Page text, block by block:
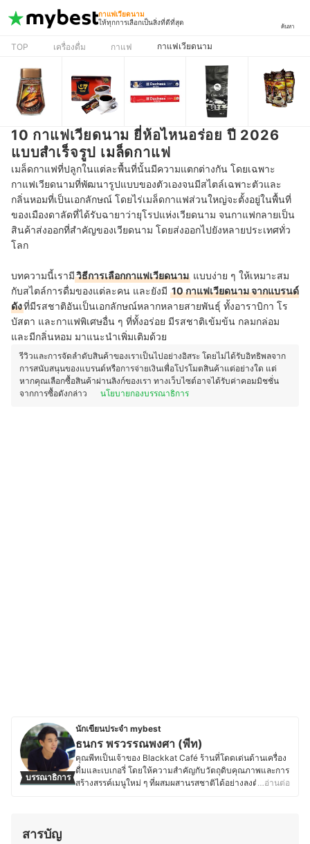
กาแฟเวียดนาม
ให้ทุกการเลือกเป็นสิ่งที่ดีที่สุด
ค้นหา
TOP เครื่องดื่ม กาแฟ กาแฟเวียดนาม
10 กาแฟเวียดนาม ยี่ห้อไหนอร่อย ปี 2026
แบบสำเร็จรูป เมล็ดกาแฟ
เมล็ดกาแฟที่ปลูกในแต่ละพื้นที่นั้นมีความแตกต่างกัน โดยเฉพาะ
กาแฟเวียดนามที่พัฒนารูปแบบของตัวเองจนมีสไตล์เฉพาะตัวและ
กลิ่นหอมที่เป็นเอกลักษณ์ โดยไร่เมล็ดกาแฟส่วนใหญ่จะตั้งอยู่ในพื้นที่
ของเมืองดาลัดที่ได้รับฉายาว่ายุโรปแห่งเวียดนาม จนกาแฟกลายเป็น
สินค้าส่งออกที่สำคัญของเวียดนาม โดยส่งออกไปยังหลายประเทศทั่ว
โลก
บทความนี้เรามีวิธีการเลือกกาแฟเวียดนาม แบบง่าย ๆ ให้เหมาะสม
กับสไตล์การดื่มของแต่ละคน และยังมี 10 กาแฟเวียดนาม จากแบรนด์
ดังที่มีรสชาติอันเป็นเอกลักษณ์หลากหลายสายพันธุ์ ทั้งอาราบิกา โร
บัสตา และกาแฟพิเศษอื่น ๆ ที่ทั้งอร่อย มีรสชาติเข้มข้น กลมกล่อม
และมีกลิ่นหอม มาแนะนำเพิ่มเติมด้วย
รีวิวและการจัดลำดับสินค้าของเราเป็นไปอย่างอิสระ โดยไม่ได้รับอิทธิพลจาก
การสนับสนุนของแบรนด์หรือการจ่ายเงินเพื่อโปรโมตสินค้าแต่อย่างใด แต่
หากคุณเลือกซื้อสินค้าผ่านลิงก์ของเรา ทางเว็บไซต์อาจได้รับค่าคอมมิชชั่น
จากการซื้อดังกล่าว
นโยบายกองบรรณาธิการ
บรรณาธิการ
นักเขียนประจำ mybest
ธนกร พรวรรณพงศา (พีท)
คุณพีทเป็นเจ้าของ Blackkat Café ร้านที่โดดเด่นด้านเครื่อง
ดื่มและเบเกอรี่ โดยให้ความสำคัญกับวัตถุดิบคุณภาพและการ
สร้างสรรค์เมนูใหม่ ๆ ที่ผสมผสานรสชาติได้อย่างลงตัว ด้วย
…อ่านต่อ
สารบัญ